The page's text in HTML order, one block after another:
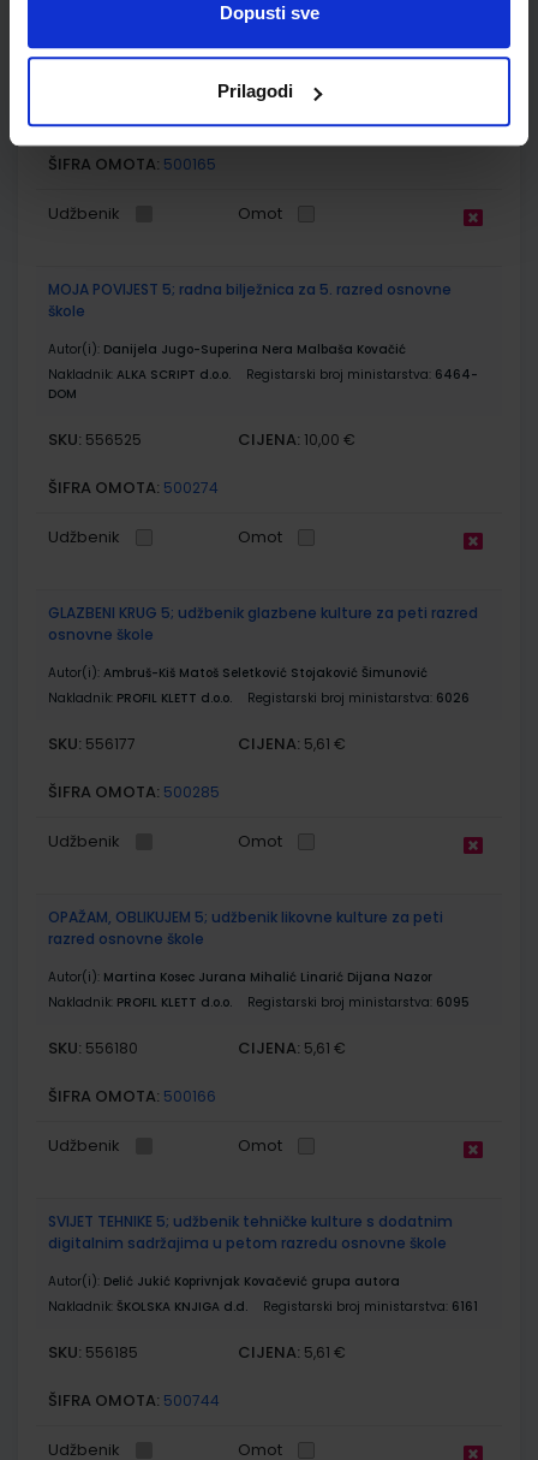
Dopusti sve
Prilagodi
Autor(i):Daniela Jugo Superina Nera Malbaša Kovačić
ŠIFRA OMOTA: 500165
Udžbenik Omot
MOJA POVIJEST 5; radna bilježnica za 5. razred osnovne
škole
Autor(i): Danijela Jugo-Superina Nera Malbaša Kovačić
Nakladnik: ALKA SCRIPT d.o.o. Registarski broj ministarstva: 6464-
DOM
SKU: 556525 CIJENA: 10,00 €
ŠIFRA OMOTA: 500274
Udžbenik Omot
GLAZBENI KRUG 5; udžbenik glazbene kulture za peti razred
osnovne škole
Autor(i): Ambruš-Kiš Matoš Seletković Stojaković Šimunović
Nakladnik: PROFIL KLETT d.o.o. Registarski broj ministarstva: 6026
SKU: 556177 CIJENA: 5,61 €
ŠIFRA OMOTA: 500285
Udžbenik Omot
OPAŽAM, OBLIKUJEM 5; udžbenik likovne kulture za peti
razred osnovne škole
Autor(i): Martina Kosec Jurana Mihalić Linarić Dijana Nazor
Nakladnik: PROFIL KLETT d.o.o. Registarski broj ministarstva: 6095
SKU: 556180 CIJENA: 5,61 €
ŠIFRA OMOTA: 500166
Udžbenik Omot
SVIJET TEHNIKE 5; udžbenik tehničke kulture s dodatnim
digitalnim sadržajima u petom razredu osnovne škole
Autor(i): Delić Jukić Koprivnjak Kovačević grupa autora
Nakladnik: ŠKOLSKA KNJIGA d.d. Registarski broj ministarstva: 6161
SKU: 556185 CIJENA: 5,61 €
ŠIFRA OMOTA: 500744
Udžbenik Omot